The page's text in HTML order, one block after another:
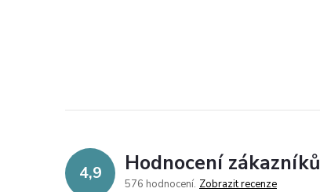
4,9 Hodnocení zákazníků
576 hodnocení Zobrazit recenze